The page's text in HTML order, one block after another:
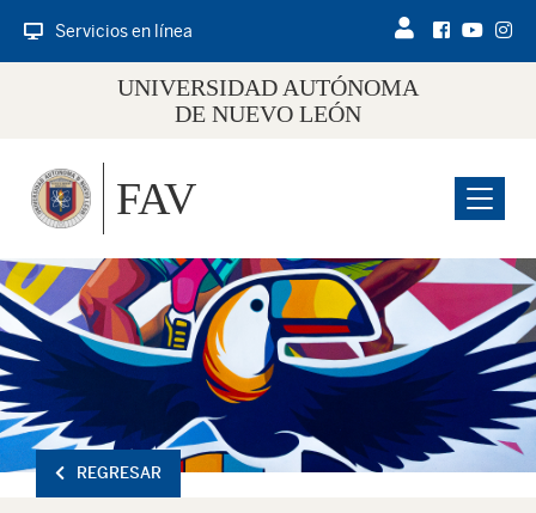
Servicios en línea
UNIVERSIDAD AUTÓNOMA
DE NUEVO LEÓN
Menu
FAV
REGRESAR